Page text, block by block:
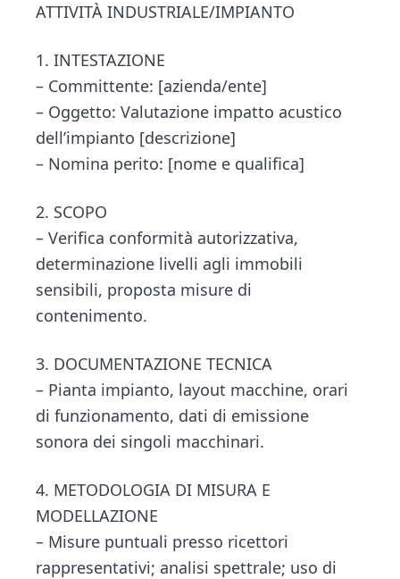
ATTIVITÀ INDUSTRIALE/IMPIANTO
1. INTESTAZIONE
– Committente: [azienda/ente]
– Oggetto: Valutazione impatto acustico
dell’impianto [descrizione]
– Nomina perito: [nome e qualifica]
2. SCOPO
– Verifica conformità autorizzativa,
determinazione livelli agli immobili
sensibili, proposta misure di
contenimento.
3. DOCUMENTAZIONE TECNICA
– Pianta impianto, layout macchine, orari
di funzionamento, dati di emissione
sonora dei singoli macchinari.
4. METODOLOGIA DI MISURA E
MODELLAZIONE
– Misure puntuali presso ricettori
rappresentativi; analisi spettrale; uso di